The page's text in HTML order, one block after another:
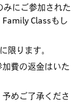
にご参加された
Classもし
限ります。
費の返金はいた
めご了承くださ